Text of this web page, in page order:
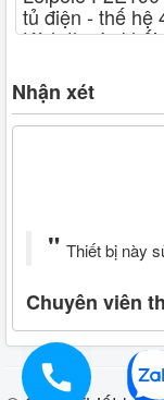
tủ điện - thế hệ
Kích thước
VAC - 50/60HZ
Quạt gắn kèm :
Nhận xét
Thiết bị này
Chuyên viên